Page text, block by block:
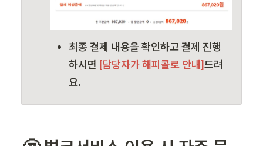
최종 결제 내용을 확인하고 결제 진행
하시면 [담당자가 해피콜로 안내]드려
요.